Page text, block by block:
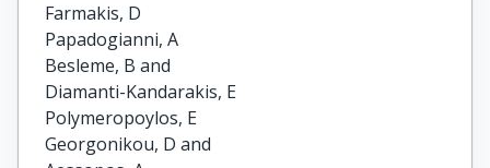
Farmakis, D
Papadogianni, A
Besleme, B and
Diamanti-Kandarakis, E
Polymeropoylos, E
Georgonikou, D and